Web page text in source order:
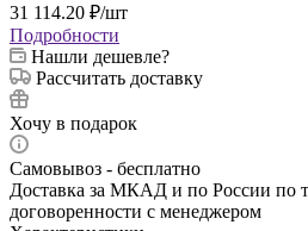
31 114.20 ₽/шт
Подробности
Нашли дешевле?
Рассчитать доставку
Хочу в подарок
Самовывоз - бесплатно
Доставка за МКАД и по России по
договоренности с менеджером